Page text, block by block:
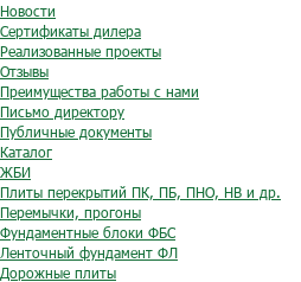
Новости
Сертификаты дилера
Реализованные проекты
Отзывы
Преимущества работы с нами
Письмо директору
Публичные документы
Каталог
ЖБИ
Плиты перекрытий ПК, ПБ, ПНО, НВ и др.
Перемычки, прогоны
Фундаментные блоки ФБС
Ленточный фундамент ФЛ
Дорожные плиты